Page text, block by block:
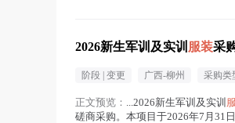
2026新生军训及实训 服装采
阶段 | 变更 广西-柳州 采购类
正文预览： ...2026新生军训及实训
磋商采购。本项目于2026年7月31